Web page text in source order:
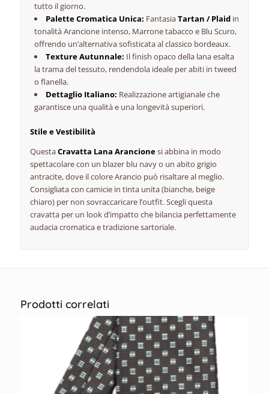
tutto il giorno.
Palette Cromatica Unica: FantasiaTartan / Plaidin
tonalità Arancione intenso, Marrone tabacco e Blu Scuro,
offrendo un’alternativa sofisticata al classico bordeaux.
Texture Autunnale: Ilfinish opaco della lana esalta
la trama del tessuto, rendendola ideale per abiti in tweed
o flanella.
Dettaglio Italiano: Realizzazione artigianale che
garantisce una qualità e una longevità superiori.
Stile e Vestibilità
QuestaCravatta Lana Arancionesi abbina in modo
spettacolare con un blazer blu navy o un abito grigio
antracite, dove il colore Arancio può risaltare al meglio.
Consigliata con camicie in tinta unita (bianche, beige
chiaro) per non sovraccaricare l’outfit. Scegli questa
cravatta per un look d’impatto che bilancia perfettamente
audacia cromatica e tradizione sartoriale.
Prodotti correlati